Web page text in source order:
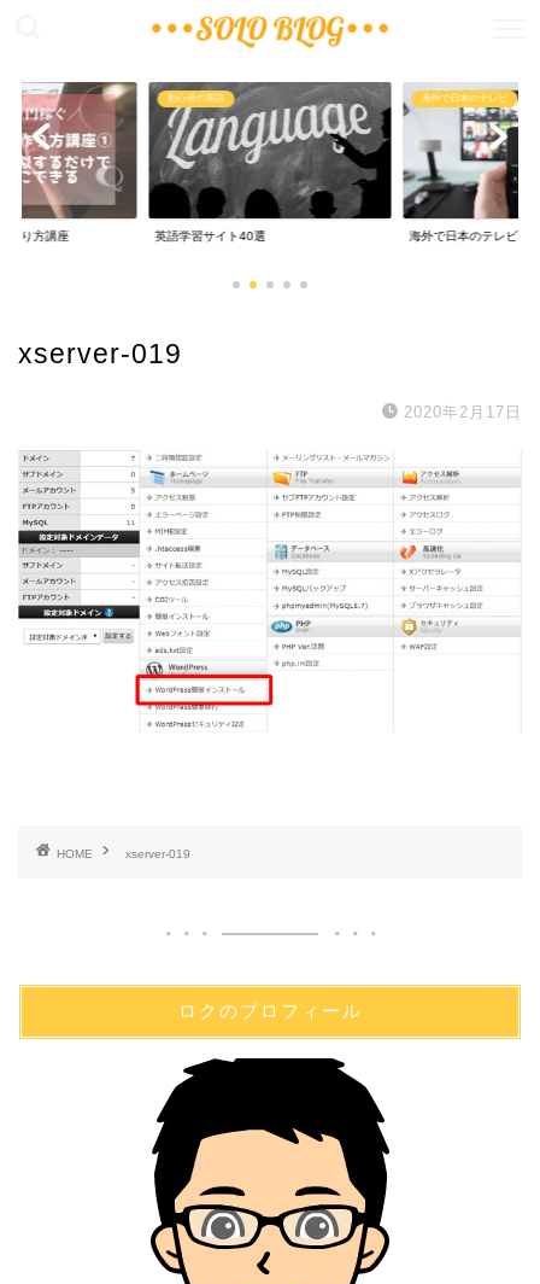
作り方講座
初心者の英語
英語学習サイト40選
海外で日本のテレビ
海外で日本のテレビ
xserver-019
2020年2月17日
HOME xserver-019
ロクのプロフィール